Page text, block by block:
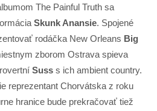
The Painful Truth sa
Skunk Anansie. Spojené
rodáčka New Orleans Big
zborom Ostrava spieva
Suss s ich ambient country.
reprezentant Chorvátska z roku
hranice bude prekračovať tiež